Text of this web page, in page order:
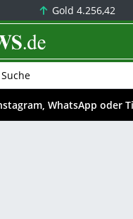
Gold4.256,42
Suche
WhatsApp oder